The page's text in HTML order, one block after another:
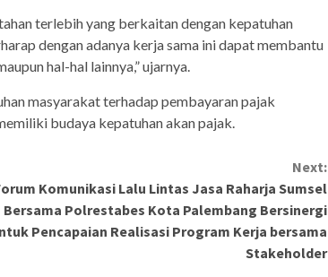
terlebih yang berkaitan dengan kepatuhan
dengan adanya kerja sama ini dapat membantu
hal-hal lainnya,” ujarnya.
masyarakat terhadap pembayaran pajak
budaya kepatuhan akan pajak.
Next:
Komunikasi Lalu Lintas Jasa Raharja Sumsel
Bersama Polrestabes Kota Palembang Bersinergi
Pencapaian Realisasi Program Kerja bersama
Stakeholder